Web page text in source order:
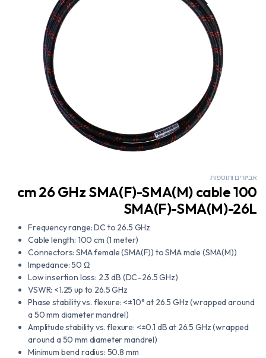
אביזרים ותוספות
100 cm 26 GHz SMA(F)-SMA(M) cable
SMA(F)-SMA(M)-26L
Frequency range: DC to 26.5 GHz
Cable length: 100 cm (1 meter)
Connectors: SMA female (SMA(F)) to SMA male (SMA(M))
Impedance: 50 Ω
Low insertion loss: 2.3 dB (DC–26.5 GHz)
VSWR: <1.25 up to 26.5 GHz
Phase stability vs. flexure: <±10° at 26.5 GHz (wrapped around
a 50 mm diameter mandrel)
Amplitude stability vs. flexure: <±0.1 dB at 26.5 GHz (wrapped
around a 50 mm diameter mandrel)
Minimum bend radius: 50.8 mm